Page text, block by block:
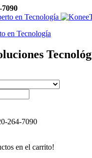
7090
en Tecnología
264-7090
en el carrito!